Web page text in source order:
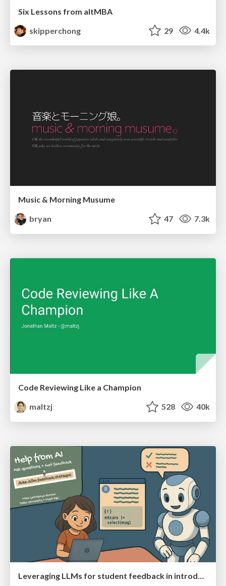
Six Lessons from altMBA
skipperchong
29 4.4k
Music & Morning Musume
bryan
47 7.3k
Code Reviewing Like a Champion
maltzj
528 40k